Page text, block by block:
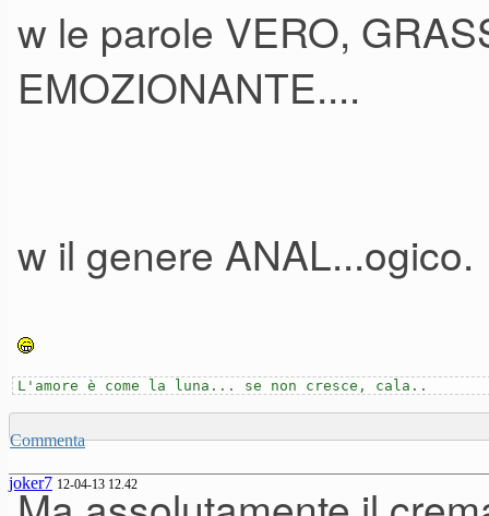
w le parole VERO,
EMOZIONANTE....
w il genere ANAL...ogico.
L'amore è come la luna... se non cresce, cala..
Commenta
joker7 12-04-13 12.42